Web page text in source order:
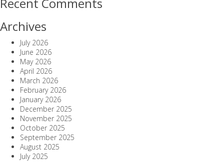
Recent Comments
Archives
July 2026
June 2026
May 2026
April 2026
March 2026
February 2026
January 2026
December 2025
November 2025
October 2025
September 2025
August 2025
July 2025